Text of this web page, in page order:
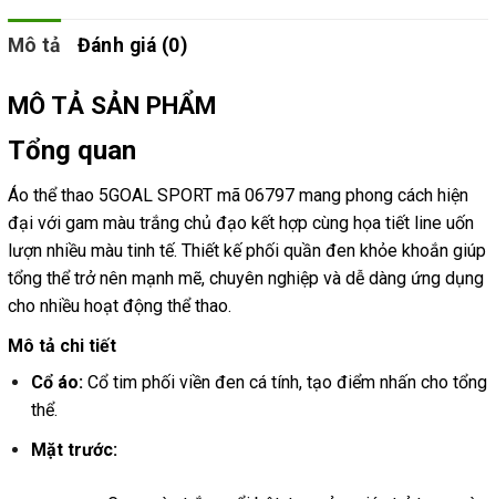
Mô tả Đánh giá (0)
MÔ TẢ SẢN PHẨM
Tổng quan
Áo thể thao 5GOAL SPORT mã 06797 mang phong cách hiện
đại với gam màu trắng chủ đạo kết hợp cùng họa tiết line uốn
lượn nhiều màu tinh tế. Thiết kế phối quần đen khỏe khoắn giúp
tổng thể trở nên mạnh mẽ, chuyên nghiệp và dễ dàng ứng dụng
cho nhiều hoạt động thể thao.
Mô tả chi tiết
Cổ áo:Cổ tim phối viền đen cá tính, tạo điểm nhấn cho tổng
thể.
Mặt trước: